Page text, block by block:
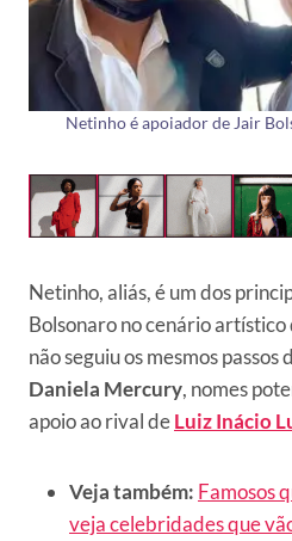
Netinho é apoiador de Jair
Netinho, aliás, é um dos
Bolsonaro no cenário artístico
não seguiu os mesmos passos
Daniela Mercury, nomes
apoio ao rival deLuiz Inácio
Veja também: Famosos
veja celebridades que